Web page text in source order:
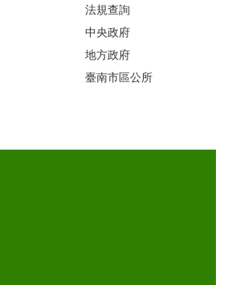
法規查詢
中央政府
地方政府
臺南市區公所